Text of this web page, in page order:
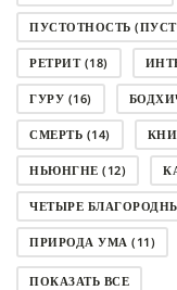
ПУСТОТНОСТЬ
РЕТРИТ(18)
ГУРУ (16)
СМЕРТЬ (14)
НЬЮНГНЕ (12)
ЧЕТЫРЕ
ПРИРОДА УМА (11)
СОВЕТ(10)
ПОКАЗАТЬ ВСЕ